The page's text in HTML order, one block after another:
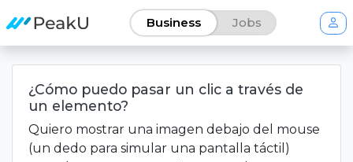
Business Jobs
¿Cómo puedo pasar un clic a través de
un elemento?
Quiero mostrar una imagen debajo del mouse
(un dedo para simular una pantalla táctil)